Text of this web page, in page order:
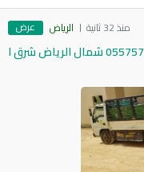
منذ 32 ثانية الرياض عرض
دينا طش اثاث قديم بالرياض 0557573607 شمال الرياض شرق ا